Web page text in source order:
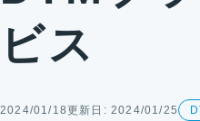
ビス
2024/01/18更新日: 2024/01/25